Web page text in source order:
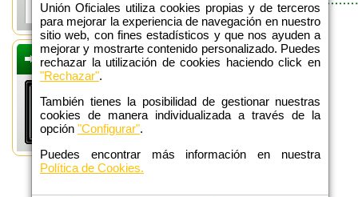
Unión Oficiales utiliza cookies propias y de terceros
para mejorar la experiencia de navegación en nuestro
sitio web, con fines estadísticos y que nos ayuden a
mejorar y mostrarte contenido personalizado. Puedes
rechazar la utilización de cookies haciendo click en
"Rechazar".
También tienes la posibilidad de gestionar nuestras
cookies de manera individualizada a través de la
opción "Configurar".
Puedes encontrar más información en nuestra
Política de Cookies.
DEFENSA
ADMINISTRATIVA